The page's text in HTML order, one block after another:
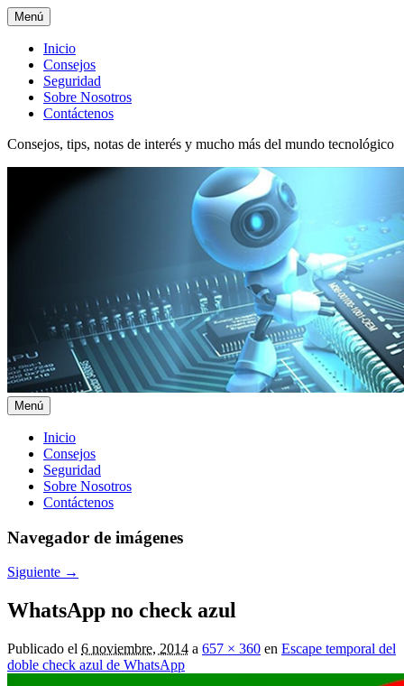
Menú
Menú
superior
Inicio
Consejos
Seguridad
Sobre Nosotros
Contáctenos
Consejos, tips, notas de interés y mucho más del mundo tecnológico
Menú
Menú
principal
Inicio
Consejos
Seguridad
Sobre Nosotros
Contáctenos
Navegador de imágenes
Siguiente →
WhatsApp no check azul
Publicado el 6 noviembre, 2014 a 657 × 360 en Escape temporal del
doble check azul de WhatsApp